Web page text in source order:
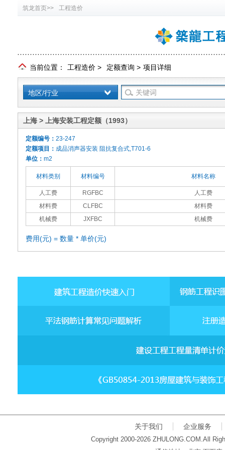
筑龙首页>> 工程造价
当前位置： 工程造价 > 定额查询 > 项目详细
地区/行业
上海 > 上海安装工程定额（1993）
定额编号： 23-247
定额项目： 成品消声器安装 阻抗复合式,T701-6
单位： m2
材料类别 材料编号 材料名称
人工费 RGFBC
人工费
材料费
CLFBC
材料费
机械费
JXFBC 机械费
费用(元) = 数量 * 单价(元)
关于我们 企业服务
Copyright 2000-2026 ZHULONG.COM.All